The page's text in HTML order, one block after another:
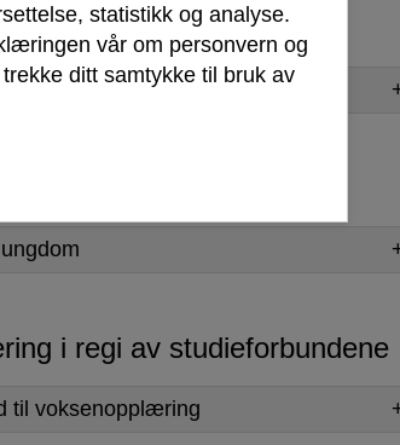
og treningsavgift
i regi av studieforbundene
til voksenopplæring
statistikk og analyse.
vår om personvern og
ditt samtykke til bruk av